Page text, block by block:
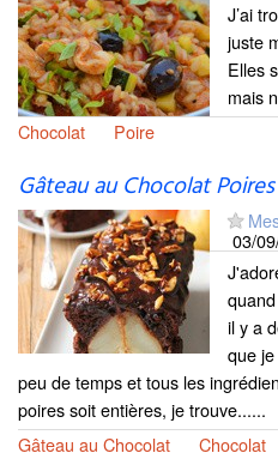
J’ai
juste
Elles
mais
Chocolat
Poire
Gâteau au Chocolat
03/
il y a
que
peu de temps et tous les
poires soit entières, je trouve......
Gâteau au Chocolat
Chocolat